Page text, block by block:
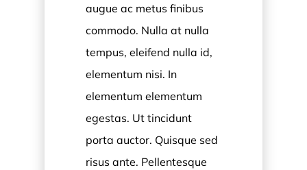
augue ac metus finibus
commodo. Nulla at nulla
tempus, eleifend nulla id,
elementum nisi. In
elementum elementum
egestas. Ut tincidunt
porta auctor. Quisque sed
risus ante. Pellentesque